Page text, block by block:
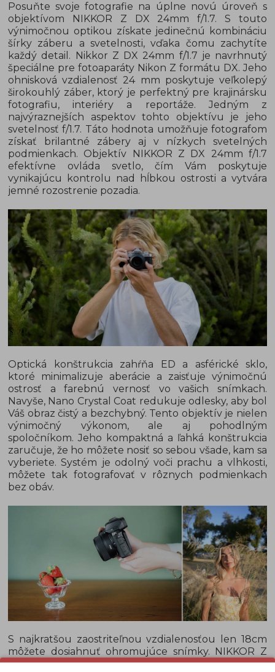
Posuňte svoje fotografie na úplne novú úroveň s
objektívom NIKKOR Z DX 24mm f/1.7. S touto
výnimočnou optikou získate jedinečnú kombináciu
šírky záberu a svetelnosti, vďaka čomu zachytíte
každý detail. Nikkor Z DX 24mm f/1.7 je navrhnutý
špeciálne pre fotoaparáty Nikon Z formátu DX. Jeho
ohnisková vzdialenosť 24 mm poskytuje veľkolepý
širokouhlý záber, ktorý je perfektný pre krajinársku
fotografiu, interiéry a reportáže. Jedným z
najvýraznejších aspektov tohto objektívu je jeho
svetelnosť f/1.7. Táto hodnota umožňuje fotografom
získať brilantné zábery aj v nízkych svetelných
podmienkach. Objektív NIKKOR Z DX 24mm f/1.7
efektívne ovláda svetlo, čím Vám poskytuje
vynikajúcu kontrolu nad hĺbkou ostrosti a vytvára
jemné rozostrenie pozadia.
Optická konštrukcia zahŕňa ED a asférické sklo,
ktoré minimalizuje aberácie a zaisťuje výnimočnú
ostrosť a farebnú vernosť vo vašich snímkach.
Navyše, Nano Crystal Coat redukuje odlesky, aby bol
Váš obraz čistý a bezchybný. Tento objektív je nielen
výnimočný výkonom, ale aj pohodlným
spoločníkom. Jeho kompaktná a ľahká konštrukcia
zaručuje, že ho môžete nosiť so sebou všade, kam sa
vyberiete. Systém je odolný voči prachu a vlhkosti,
môžete tak fotografovať v rôznych podmienkach
bez obáv.
S najkratšou zaostriteľnou vzdialenosťou len 18cm
môžete dosiahnuť ohromujúce snímky. NIKKOR Z
DX 24mm f/1.7 je ideálny pre vytvorenie krásne